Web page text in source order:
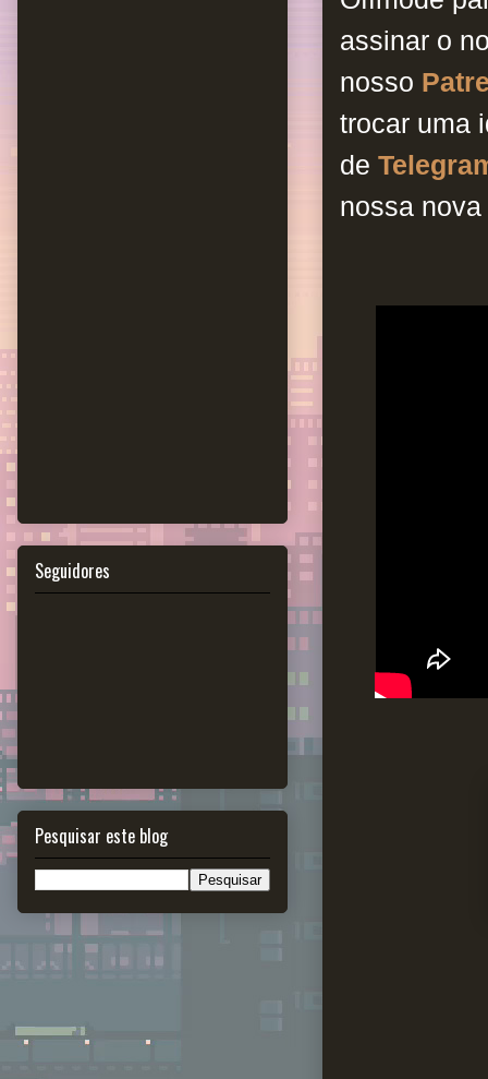
assinar o
nosso
trocar uma
de
nossa
Seguidores
Pesquisar este blog